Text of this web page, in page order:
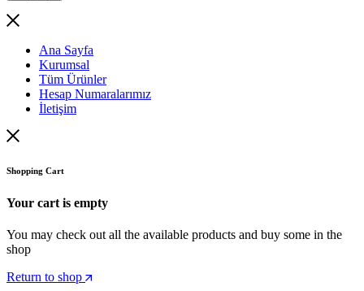
Ana Sayfa
Kurumsal
Tüm Ürünler
Hesap Numaralarımız
İletişim
Shopping Cart
Your cart is empty
You may check out all the available products and buy some in the
shop
Return to shop